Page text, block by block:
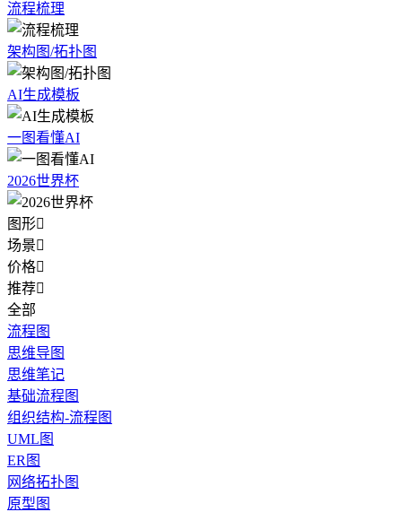
流程梳理
架构图/拓扑图
AI生成模板
一图看懂AI
2026世界杯
图形
场景
价格
推荐
全部
流程图
思维导图
思维笔记
基础流程图
组织结构-流程图
UML图
ER图
网络拓扑图
原型图